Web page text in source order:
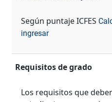
Según puntaje ICFES
ingresar
Requisitos de grado
Los requisitos que